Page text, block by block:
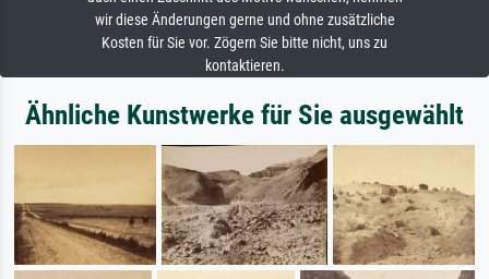
wir diese Änderungen gerne und ohne zusätzliche
Kosten für Sie vor. Zögern Sie bitte nicht, uns zu
kontaktieren.
Ähnliche Kunstwerke für Sie ausgewählt